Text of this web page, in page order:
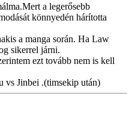
a legerősebb
könnyedén hárította
a manga során. Ha Law
sikerrel járni.
ezt tovább nem is kell
vs Jinbei .(timsekip után)